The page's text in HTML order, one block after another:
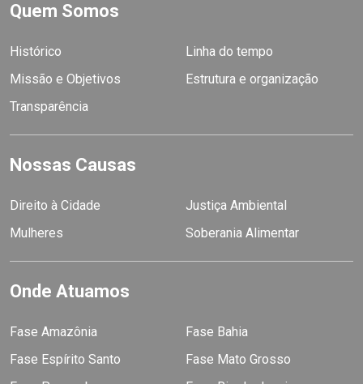
Quem Somos
Histórico
Linha do tempo
Missão e Objetivos
Estrutura e organização
Transparência
Nossas Causas
Direito à Cidade
Justiça Ambiental
Mulheres
Soberania Alimentar
Onde Atuamos
Fase Amazônia
Fase Bahia
Fase Espírito Santo
Fase Mato Grosso